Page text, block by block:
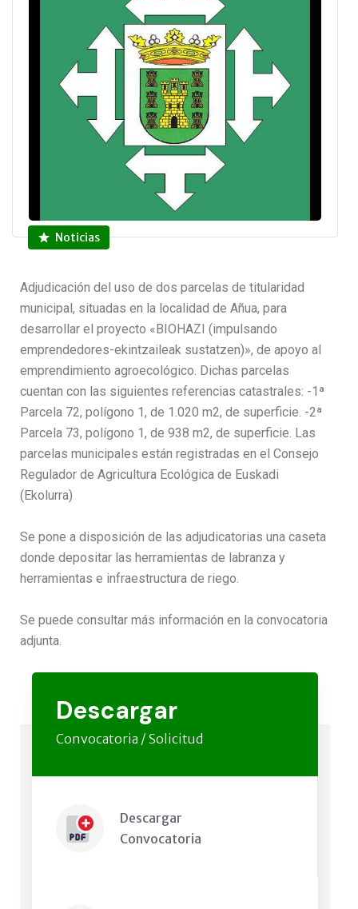
Noticias
Adjudicación del uso de dos parcelas de titularidad
municipal, situadas en la localidad de Añua, para
desarrollar el proyecto «BIOHAZI (impulsando
emprendedores-ekintzaileak sustatzen)», de apoyo al
emprendimiento agroecológico. Dichas parcelas
cuentan con las siguientes referencias catastrales: -1ª
Parcela 72, polígono 1, de 1.020 m2, de superficie. -2ª
Parcela 73, polígono 1, de 938 m2, de superficie. Las
parcelas municipales están registradas en el Consejo
Regulador de Agricultura Ecológica de Euskadi
(Ekolurra)
Se pone a disposición de las adjudicatorias una caseta
donde depositar las herramientas de labranza y
herramientas e infraestructura de riego.
Se puede consultar más información en la convocatoria
adjunta.
Descargar
Convocatoria / Solicitud
Descargar
Convocatoria